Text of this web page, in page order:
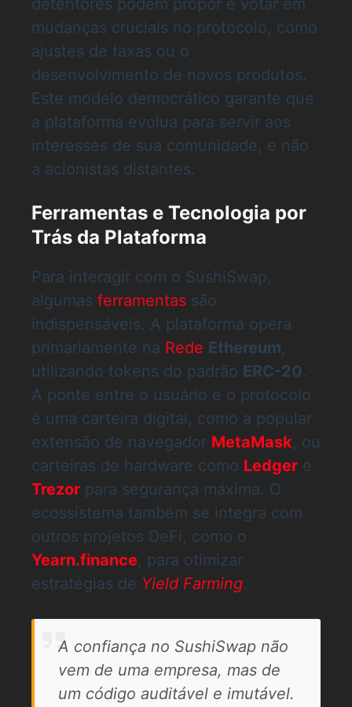
detentores podem propor e votar em
mudanças cruciais no protocolo, como
ajustes de taxas ou o
desenvolvimento de novos produtos.
Este modelo democrático garante que
a plataforma evolua para servir aos
interesses de sua comunidade, e não
a acionistas distantes.
Ferramentas e Tecnologia por
Trás da Plataforma
Para interagir com o SushiSwap,
algumas ferramentas são
indispensáveis. A plataforma opera
primariamente na Rede Ethereum,
utilizando tokens do padrão ERC-20.
A ponte entre o usuário e o protocolo
é uma carteira digital, como a popular
extensão de navegador MetaMask, ou
carteiras de hardware como Ledger e
Trezor para segurança máxima. O
ecossistema também se integra com
outros projetos DeFi, como o
Yearn.finance, para otimizar
estratégias de Yield Farming.
A confiança no SushiSwap não
vem de uma empresa, mas de
um código auditável e imutável.